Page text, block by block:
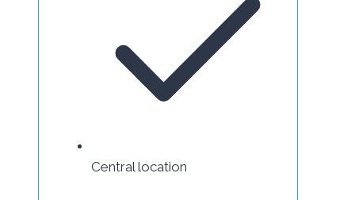
Central location